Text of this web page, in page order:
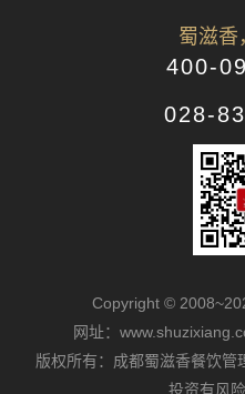
蜀滋香
400-
028-
Copyright ©
网址：
版权所有：成都蜀滋香餐饮管
投资有风